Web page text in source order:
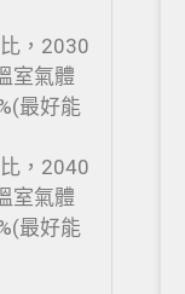
，2030
室氣體
最好能
，2040
室氣體
最好能